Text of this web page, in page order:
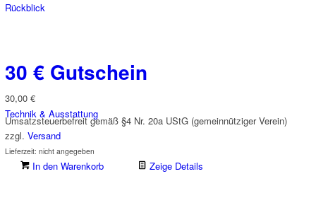
Rückblick
Technik & Ausstattung
30 € Gutschein
30,00 €
Umsatzsteuerbefreit gemäß §4 Nr. 20a UStG (gemeinnütziger Verein)
zzgl. Versand
Lieferzeit: nicht angegeben
In den Warenkorb Zeige Details